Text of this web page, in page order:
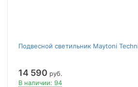
Подвесной светильник Maytoni
14 590 руб.
В наличии: 94